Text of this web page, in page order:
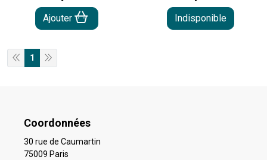
Ajouter Indisponible
1
Coordonnées
30 rue de Caumartin
75009 Paris